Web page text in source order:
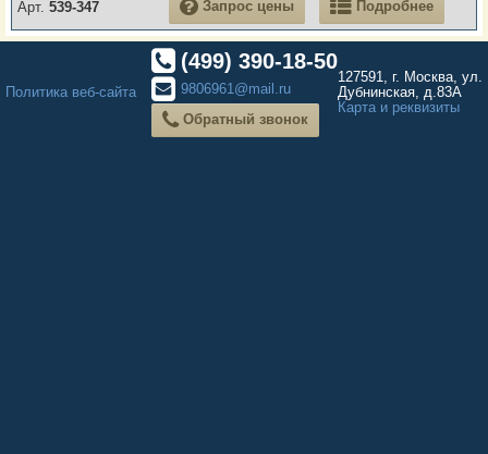
Арт. 539-347 Запрос цены Подробнее
Политика веб-сайта
(499) 390-18-50
9806961@mail.ru
Обратный звонок
127591, г. Москва, ул.
Дубнинская, д.83А
Карта и реквизиты